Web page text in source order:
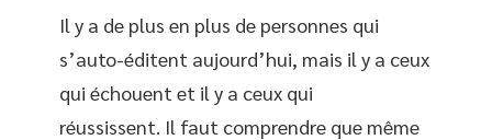
Il y a de plus en plus de personnes qui
s’auto-éditent aujourd’hui, mais il y a ceux
qui échouent et il y a ceux qui
réussissent. Il faut comprendre que même